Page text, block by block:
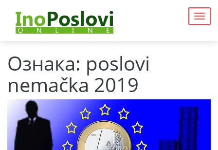
Ознака: poslovi
nemačka 2019